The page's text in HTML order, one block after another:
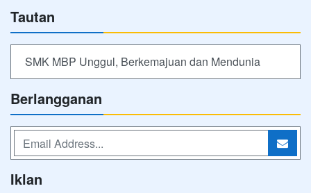
Tautan
SMK MBP Unggul, Berkemajuan dan Mendunia
Berlangganan
Iklan